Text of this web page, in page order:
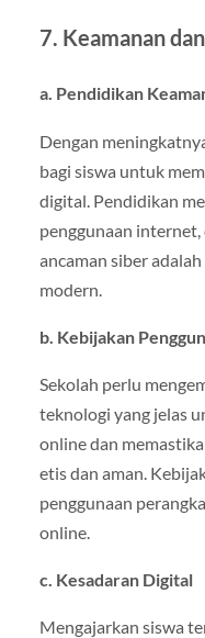
7. Keamanan
a. Pendidikan
Dengan
bagi siswa untuk
digital. Pendidikan
penggunaan
ancaman siber
modern.
b. Kebijakan
Sekolah perlu
teknologi yang jelas
online dan
etis dan aman.
penggunaan
online.
c. Kesadaran Digital
Mengajarkan siswa